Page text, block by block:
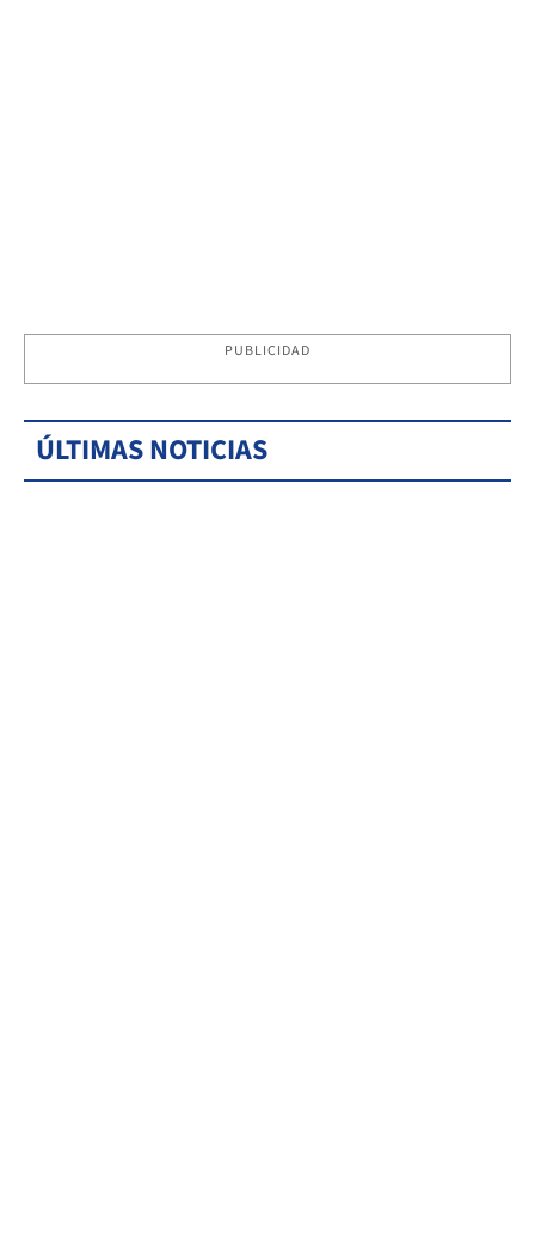
PUBLICIDAD
ÚLTIMAS NOTICIAS